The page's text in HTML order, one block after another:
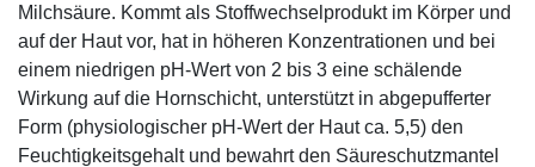
Milchsäure. Kommt als Stoffwechselprodukt im Körper und
auf der Haut vor, hat in höheren Konzentrationen und bei
einem niedrigen pH-Wert von 2 bis 3 eine schälende
Wirkung auf die Hornschicht, unterstützt in abgepufferter
Form (physiologischer pH-Wert der Haut ca. 5,5) den
Feuchtigkeitsgehalt und bewahrt den Säureschutzmantel